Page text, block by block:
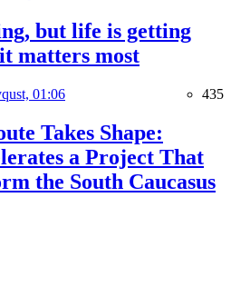
but life is getting
matters most
01:06 435
Takes Shape:
a Project That
the South Caucasus